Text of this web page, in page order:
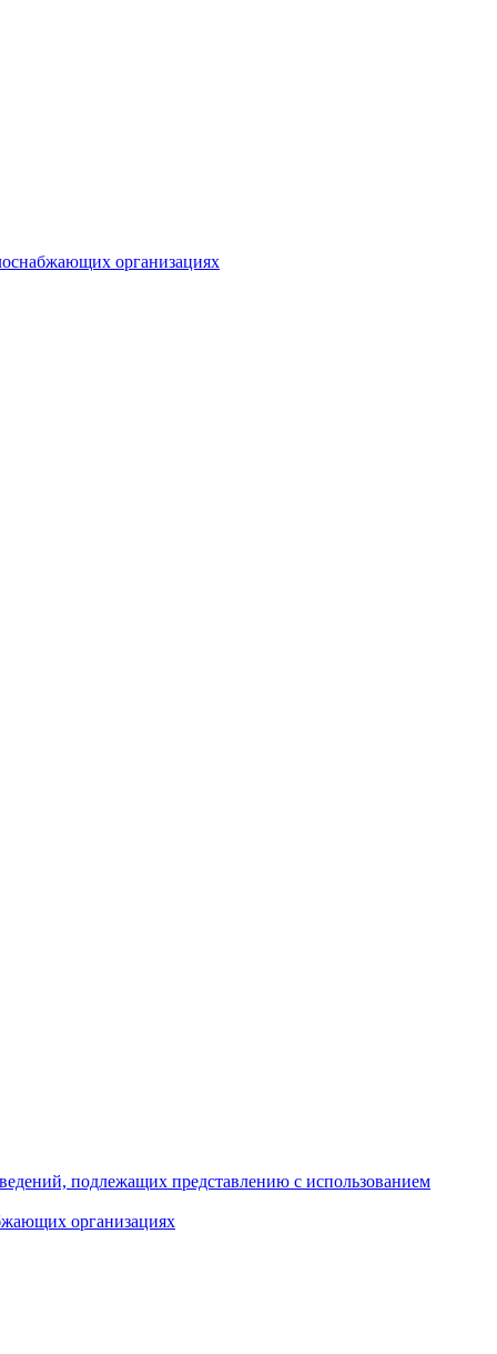
организациях
подлежащих представлению с использованием
организациях